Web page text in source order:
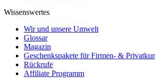
Wissenswertes
Wir und unsere Umwelt
Glossar
Magazin
Geschenkspakete für Firmen- &
Rückrufe
Affiliate Programm